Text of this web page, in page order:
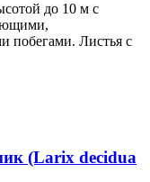
до 10 м с
побегами. Листья с
(Larix decidua